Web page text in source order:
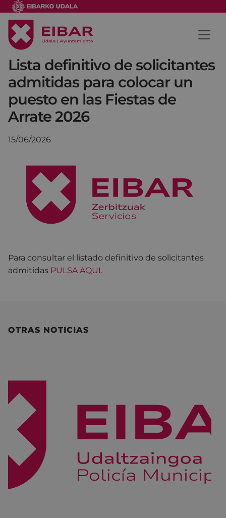
Lista definitivo de solicitantes
admitidas para colocar un
puesto en las Fiestas de
Arrate 2026
15/06/2026
Para consultar el listado definitivo de solicitantes
admitidas PULSA AQUI.
OTRAS NOTICIAS